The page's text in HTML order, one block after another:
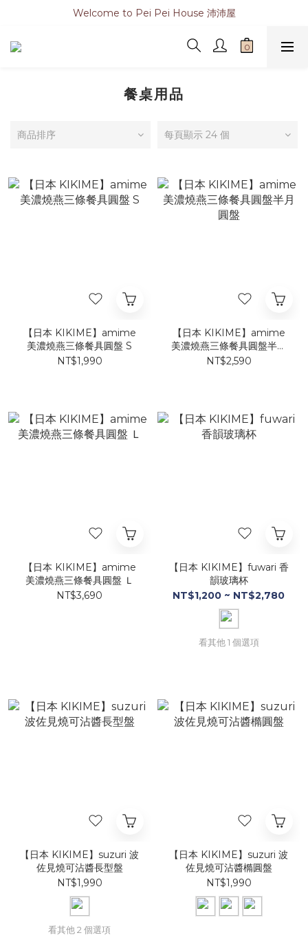
Welcome to Pei Pei House 沛沛屋
餐桌用品
商品排序 每頁顯示 24 個
【日本 KIKIME】amime
美濃燒燕三條餐具圓盤 S
NT$1,990
【日本 KIKIME】amime
美濃燒燕三條餐具圓盤半月
圓盤
NT$2,590
【日本 KIKIME】amime
美濃燒燕三條餐具圓盤 Ｌ
NT$3,690
【日本 KIKIME】fuwari 香
韻玻璃杯
NT$1,200 ~ NT$2,780
看其他 1 個選項
【日本 KIKIME】suzuri 波
佐見燒可沾醬長型盤
NT$1,990
看其他 2 個選項
【日本 KIKIME】suzuri 波
佐見燒可沾醬橢圓盤
NT$1,990